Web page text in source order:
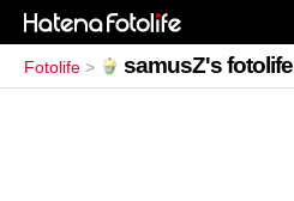
Fotolife > samusZ's fotolife